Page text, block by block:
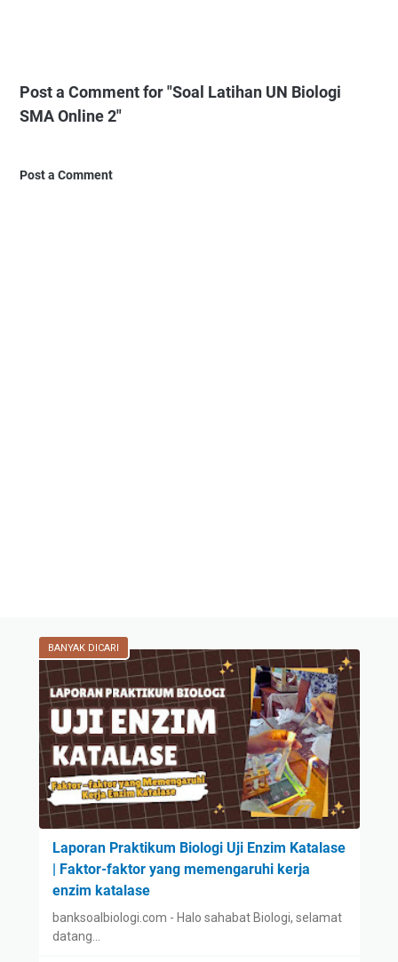
Post a Comment for "Soal Latihan UN Biologi
SMA Online 2"
Post a Comment
BANYAK DICARI
Laporan Praktikum Biologi Uji Enzim Katalase
| Faktor-faktor yang memengaruhi kerja
enzim katalase
banksoalbiologi.com - Halo sahabat Biologi, selamat
datang…